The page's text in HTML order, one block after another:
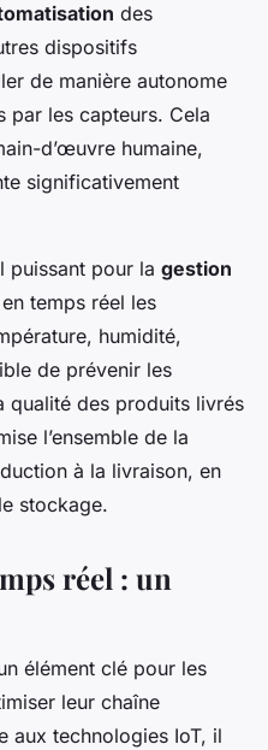
des
dispositifs
de manière autonome
par les capteurs. Cela
d’œuvre humaine,
significativement
puissant pour la gestion
temps réel les
humidité,
de prévenir les
qualité des produits livrés
l’ensemble de la
à la livraison, en
stockage.
réel : un
élément clé pour les
leur chaîne
aux technologies IoT, il